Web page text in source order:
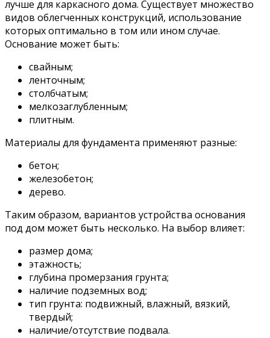
лучше для каркасного дома. Существует множество
видов облегченных конструкций, использование
которых оптимально в том или ином случае.
Основание может быть:
свайным;
ленточным;
столбчатым;
мелкозаглубленным;
плитным.
Материалы для фундамента применяют разные:
бетон;
железобетон;
дерево.
Таким образом, вариантов устройства основания
под дом может быть несколько. На выбор влияет:
размер дома;
этажность;
глубина промерзания грунта;
наличие подземных вод;
тип грунта: подвижный, влажный, вязкий,
твердый;
наличие/отсутствие подвала.